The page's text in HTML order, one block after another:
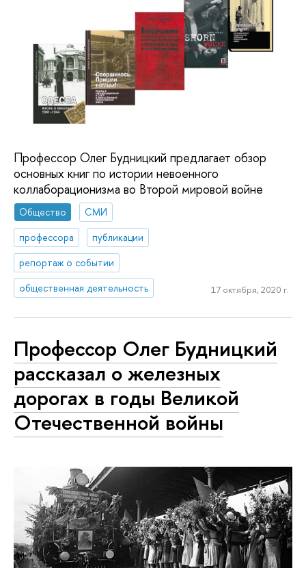
Профессор Олег Будницкий предлагает обзор
основных книг по истории невоенного
коллаборационизма во Второй мировой войне
Общество
СМИ
профессора
публикации
репортаж о событии
общественная деятельность
17 октября, 2020 г.
Профессор Олег Будницкий
рассказал о железных
дорогах в годы Великой
Отечественной войны